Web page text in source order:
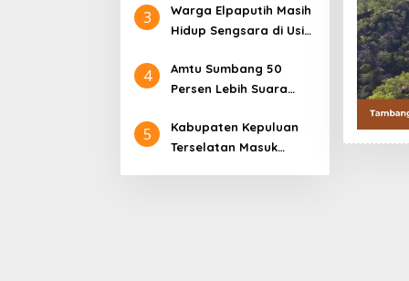
Penyakitnya Akut
3
Warga Elpaputih Masih
Hidup Sengsara di Usia
Merdeka
4
Amtu Sumbang 50
Persen Lebih Suara
Dawera, Tiwery Perkuat
Hanura di Marsela
5
Kabupaten Kepuluan
Terselatan Masuk